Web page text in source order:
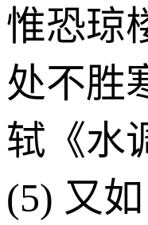
惟恐琼
处不
轼《水
(5) 又